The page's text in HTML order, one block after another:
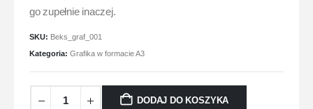
go zupełnie inaczej.
SKU: Beks_graf_001
Kategoria: Grafika w formacie A3
DODAJ DO KOSZYKA